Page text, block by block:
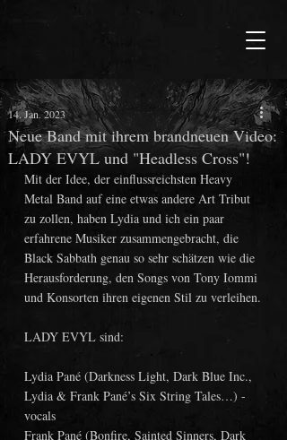
Neue Band mit ihrem brandneuen Video:
LADY EVYL und "Headless Cross"!
14. Jan. 2023
Mit der Idee, der einflussreichsten Heavy
Metal Band auf eine etwas andere Art Tribut
zu zollen, haben Lydia und ich ein paar
erfahrene Musiker zusammengebracht, die
Black Sabbath genau so sehr schätzen wie die
Herausforderung, den Songs von Tony Iommi
und Konsorten ihren eigenen Stil zu verleihen.
LADY EVYL sind:
Lydia Pané (Darkness Light, Dark Blue Inc.,
Lydia & Frank Pané’s Six String Tales…) -
vocals
Frank Pané (Bonfire, Sainted Sinners, Dark